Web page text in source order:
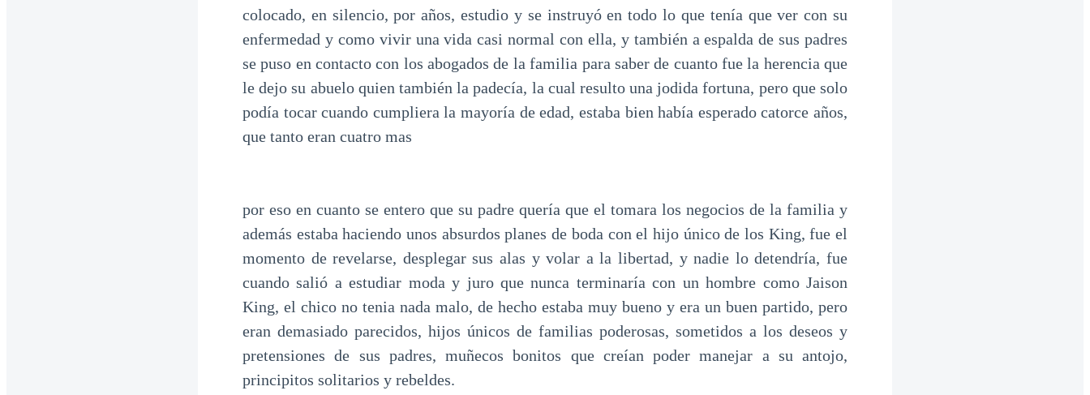
colocado, en silencio, por años, estudio y se instruyó en todo lo que tenía que ver con su
enfermedad y como vivir una vida casi normal con ella, y también a espalda de sus padres
se puso en contacto con los abogados de la familia para saber de cuanto fue la herencia que
le dejo su abuelo quien también la padecía, la cual resulto una jodida fortuna, pero que solo
podía tocar cuando cumpliera la mayoría de edad, estaba bien había esperado catorce años,
que tanto eran cuatro mas
por eso en cuanto se entero que su padre quería que el tomara los negocios de la familia y
además estaba haciendo unos absurdos planes de boda con el hijo único de los King, fue el
momento de revelarse, desplegar sus alas y volar a la libertad, y nadie lo detendría, fue
cuando salió a estudiar moda y juro que nunca terminaría con un hombre como Jaison
King, el chico no tenia nada malo, de hecho estaba muy bueno y era un buen partido, pero
eran demasiado parecidos, hijos únicos de familias poderosas, sometidos a los deseos y
pretensiones de sus padres, muñecos bonitos que creían poder manejar a su antojo,
principitos solitarios y rebeldes.